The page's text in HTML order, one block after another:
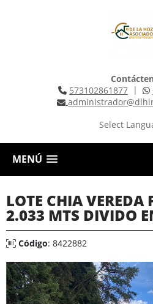
573102861877 |
Select
MENÚ
LOTE CHIA VEREDA
2.033 MTS DIVIDO
Código: 8422882